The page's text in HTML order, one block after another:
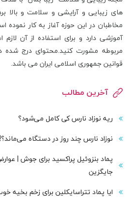
های زیبایی و آرایشی و سلامت و بالا
مخاطبان در این حوزه آغاز به کار
آموزشی دارد و برای استفاده از آن
مربوطه مشورت کنید.محتوای درج شده
قوانین جمهوری اسلامی ایران می باشد.
آخرین مطالب
ریه نوزاد نارس کی کامل می‌شود؟
نوزاد نارس چند روز در دستگاه می‌ماند؟!
پماد بنزوئیل پراکسید برای جوش |
جایگزین
ایا پماد تتراسایکلین برای زخم بخیه